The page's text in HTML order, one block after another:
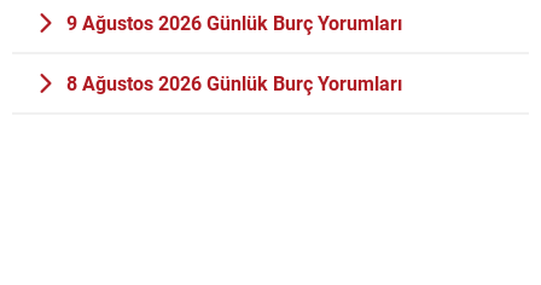
9 Ağustos 2026 Günlük Burç Yorumları
8 Ağustos 2026 Günlük Burç Yorumları